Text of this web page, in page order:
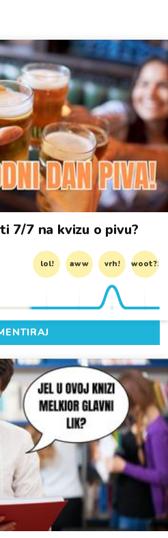
7/7 na kvizu o pivu?
lol! aww vrh! woot?!